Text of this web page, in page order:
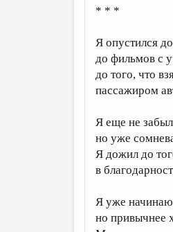
* * *
Я опустился
до фильмов с
до того, что
пассажиром
Я еще не забыл
но уже
Я дожил до
в
Я уже начинаю
но привычнее